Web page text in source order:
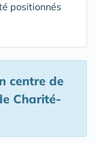
positionnés
centre de
Charité-